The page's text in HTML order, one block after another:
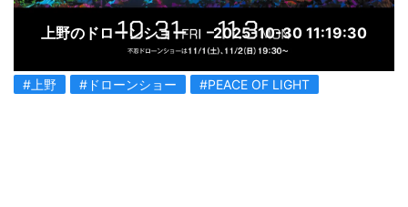
上野のドローンショー 2025-10-30 11:19:30
#上野 #ドローンショー #PEACE OF LIGHT